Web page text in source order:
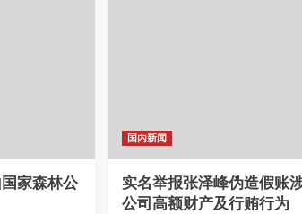
家森林公
国内新闻
实名举报张泽峰伪造假账
公司高额财产及行贿行为